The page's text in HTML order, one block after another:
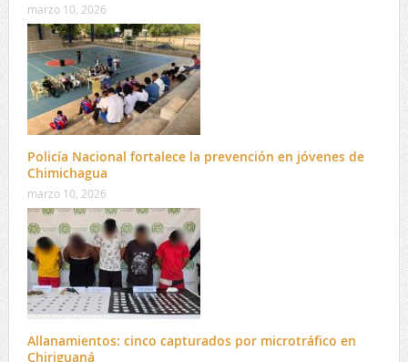
marzo 10, 2026
Policía Nacional fortalece la prevención en jóvenes de
Chimichagua
marzo 10, 2026
Allanamientos: cinco capturados por microtráfico en
Chiriguaná